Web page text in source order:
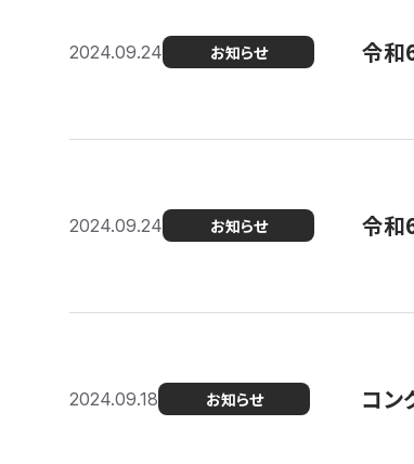
2024.09.24 お知らせ 令和
2024.09.24 お知らせ 令和
2024.09.18 お知らせ コン